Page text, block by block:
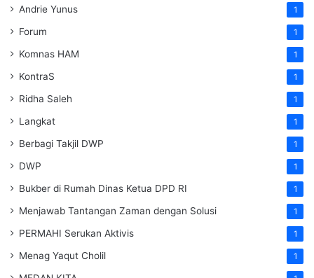
Andrie Yunus 1
Forum 1
Komnas HAM 1
KontraS 1
Ridha Saleh 1
Langkat 1
Berbagi Takjil DWP 1
DWP 1
Bukber di Rumah Dinas Ketua DPD RI 1
Menjawab Tantangan Zaman dengan Solusi 1
PERMAHI Serukan Aktivis 1
Menag Yaqut Cholil 1